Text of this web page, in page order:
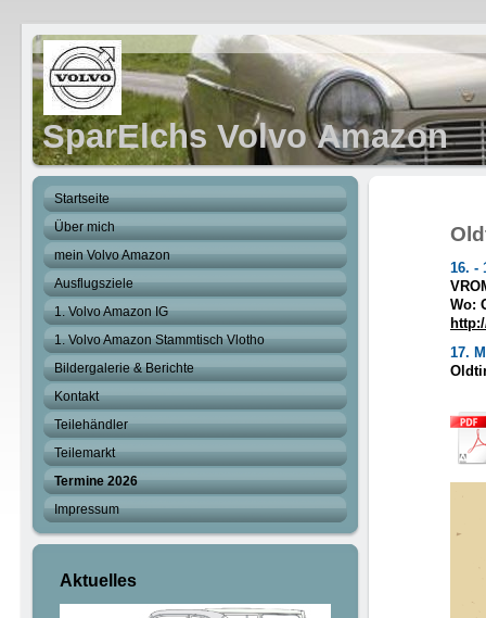
SparElchs Volvo Amazon
Startseite
Über mich
mein Volvo Amazon
Ausflugsziele
1. Volvo Amazon IG
1. Volvo Amazon Stammtisch Vlotho
Bildergalerie & Berichte
Kontakt
Teilehändler
Teilemarkt
Termine 2026
Impressum
Aktuelles
16. -
Wo:
17.